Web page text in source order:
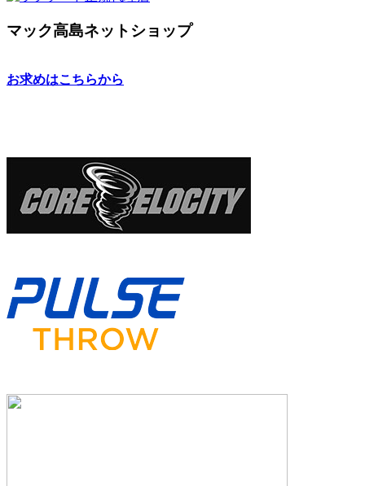
マック高島ネットショップ
お求めはこちらから